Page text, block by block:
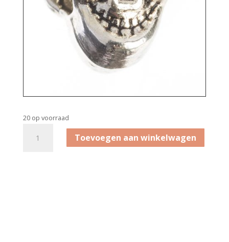
20 op voorraad
Skully
Toevoegen aan winkelwagen